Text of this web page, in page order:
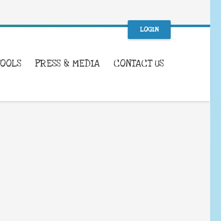
LOGIN
PRESS & MEDIA CONTACT US